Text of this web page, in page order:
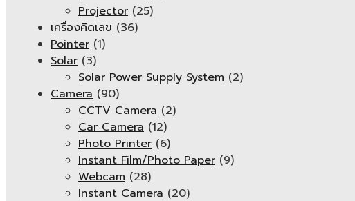
Projector (25)
เครื่องคิดเลข (36)
Pointer (1)
Solar (3)
Solar Power Supply System (2)
Camera (90)
CCTV Camera (2)
Car Camera (12)
Photo Printer (6)
Instant Film/Photo Paper (9)
Webcam (28)
Instant Camera (20)